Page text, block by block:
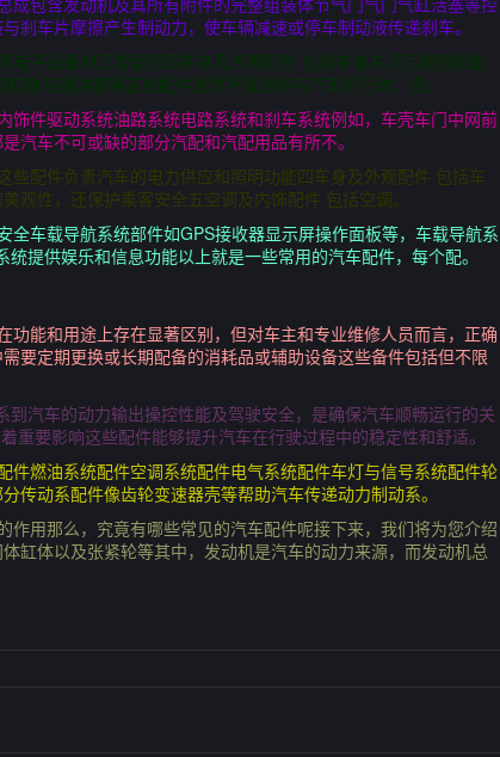
车片摩擦产生制动力，使车辆减速或停车制动液传递刹车。
子设备的正常运行四车身及外观配件 包括车身车灯后视镜轮胎
散热器油箱等这些配件虽然不直接参与汽车的行驶，但。
件驱动系统油路系统电路系统和刹车系统例如，车壳车门中网前
汽车不可或缺的部分汽配和汽配用品有所不。
配件负责汽车的电力供应和照明功能四车身及外观配件 包括车
观性，还保护乘客安全五空调及内饰配件 包括空调。
车载导航系统部件如GPS接收器显示屏操作面板等，车载导航系
提供娱乐和信息功能以上就是一些常用的汽车配件，每个配。
能和用途上存在显著区别，但对车主和专业维修人员而言，正确
要定期更换或长期配备的消耗品或辅助设备这些备件包括但不限
汽车的动力输出操控性能及驾驶安全，是确保汽车顺畅运行的关
要影响这些配件能够提升汽车在行驶过程中的稳定性和舒适。
燃油系统配件空调系统配件电气系统配件车灯与信号系统配件轮
动系配件像齿轮变速器壳等帮助汽车传递动力制动系。
用那么，究竟有哪些常见的汽车配件呢接下来，我们将为您介绍
缸体以及张紧轮等其中，发动机是汽车的动力来源，而发动机总